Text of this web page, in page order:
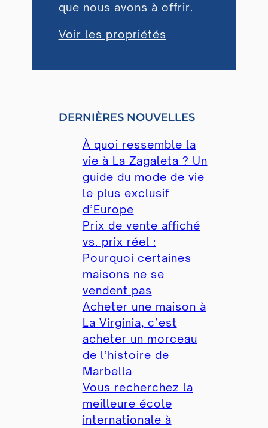
que nous avons à offrir.
Voir les propriétés
DERNIÈRES NOUVELLES
À quoi ressemble la
vie à La Zagaleta ? Un
guide du mode de vie
le plus exclusif
d’Europe
Prix ​​de vente affiché
vs. prix réel :
Pourquoi certaines
maisons ne se
vendent pas
Acheter une maison à
La Virginia, c’est
acheter un morceau
de l’histoire de
Marbella
Vous recherchez la
meilleure école
internationale à